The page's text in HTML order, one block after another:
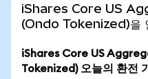
iShares Core US
(Ondo Tokenized)을
iShares Core US
Tokenized) 오늘의 환전